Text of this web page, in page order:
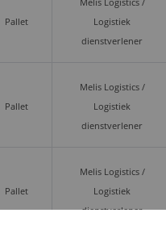
Pallet
Logistiek
dienstverlener
Pallet
Melis Logistics /
Logistiek
dienstverlener
Pallet
Melis Logistics /
Logistiek
dienstverlener